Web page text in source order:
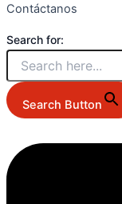
Contáctanos
Search for:
Search Button